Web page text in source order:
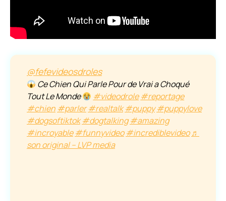
@fefevideosdroles
Ce Chien Qui Parle Pour de Vrai a Choqué
Tout Le Monde
#videodrole #reportage
#chien #parler #realtalk #puppy #puppylove
#dogsoftiktok #dogtalking #amazing
#incroyable #funnyvideo #incrediblevideo ♬
son original – LVP media